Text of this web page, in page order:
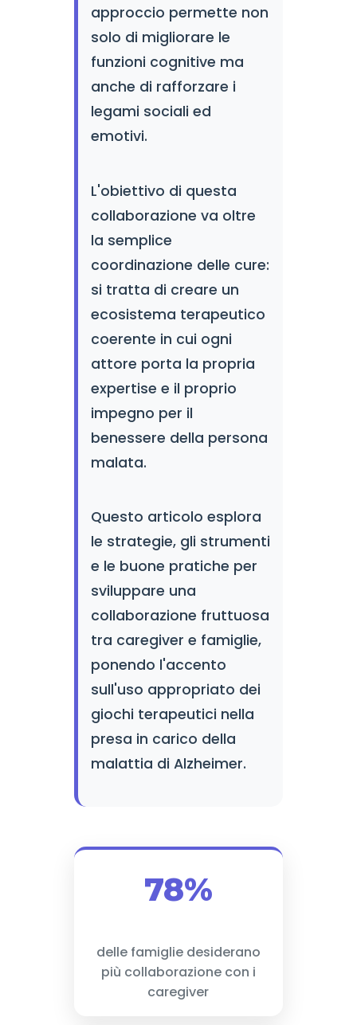
approccio permette non
solo di migliorare le
funzioni cognitive ma
anche di rafforzare i
legami sociali ed
emotivi.
L'obiettivo di questa
collaborazione va oltre
la semplice
coordinazione delle cure:
si tratta di creare un
ecosistema terapeutico
coerente in cui ogni
attore porta la propria
expertise e il proprio
impegno per il
benessere della persona
malata.
Questo articolo esplora
le strategie, gli strumenti
e le buone pratiche per
sviluppare una
collaborazione fruttuosa
tra caregiver e famiglie,
ponendo l'accento
sull'uso appropriato dei
giochi terapeutici nella
presa in carico della
malattia di Alzheimer.
78%
delle famiglie desiderano
più collaborazione con i
caregiver